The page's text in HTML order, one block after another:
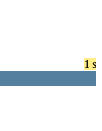
1 s